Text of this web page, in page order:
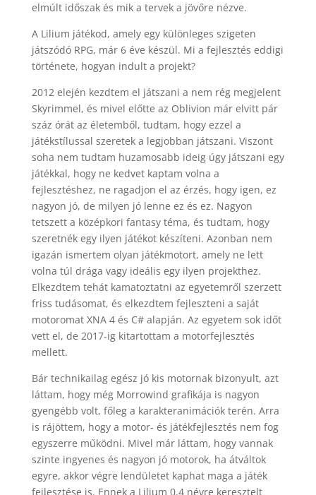
elmúlt időszak és mik a tervek a jövőre nézve.
A Lilium játékod, amely egy különleges szigeten
játszódó RPG, már 6 éve készül. Mi a fejlesztés eddigi
története, hogyan indult a projekt?
2012 elején kezdtem el játszani a nem rég megjelent
Skyrimmel, és mivel előtte az Oblivion már elvitt pár
száz órát az életemből, tudtam, hogy ezzel a
játékstílussal szeretek a legjobban játszani. Viszont
soha nem tudtam huzamosabb ideig úgy játszani egy
játékkal, hogy ne kedvet kaptam volna a
fejlesztéshez, ne ragadjon el az érzés, hogy igen, ez
nagyon jó, de milyen jó lenne ez és ez. Nagyon
tetszett a középkori fantasy téma, és tudtam, hogy
szeretnék egy ilyen játékot készíteni. Azonban nem
igazán ismertem olyan játékmotort, amely ne lett
volna túl drága vagy ideális egy ilyen projekthez.
Elkezdtem tehát kamatoztatni az egyetemről szerzett
friss tudásomat, és elkezdtem fejleszteni a saját
motoromat XNA 4 és C# alapján. Az egyetem sok időt
vett el, de 2017-ig kitartottam a motorfejlesztés
mellett.
Bár technikailag egész jó kis motornak bizonyult, azt
láttam, hogy még Morrowind grafikája is nagyon
gyengébb volt, főleg a karakteranimációk terén. Arra
is rájöttem, hogy a motor- és játékfejlesztés nem fog
egyszerre működni. Mivel már láttam, hogy vannak
szinte ingyenes és nagyon jó motorok, ha átváltok
egyre, akkor végre lendületet kaphat maga a játék
fejlesztése is. Ennek a Lilium 0.4 névre keresztelt